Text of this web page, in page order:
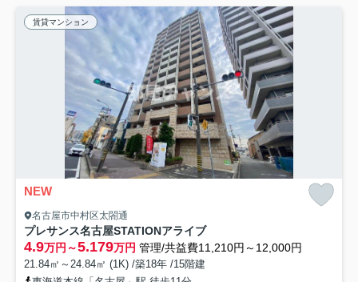
賃貸マンション
NEW
名古屋市中村区太閤通
プレサンス名古屋STATIONアライブ
4.9万円～5.179万円 管理/共益費11,210円～12,000円
21.84㎡～24.84㎡ (1K) /築18年 /15階建